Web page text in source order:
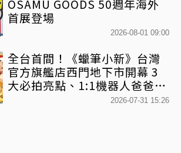
OSAMU GOODS 50週年海外
首展登場
2026-08-01 09:00
全台首間！《蠟筆小新》台灣
官方旗艦店西門地下市開幕 3
大必拍亮點、1:1機器人爸爸、
百款日本直送周邊快搶2026-07-31 15:26